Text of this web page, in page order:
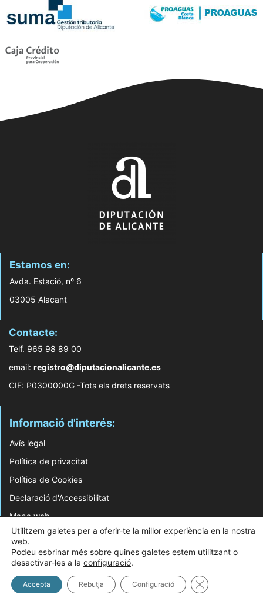
Estamos en:
Avda. Estació, nº 6
03005 Alacant
Contacte:
Telf. 965 98 89 00
email: registro@diputacionalicante.es
CIF: P0300000G -Tots els drets reservats
Informació d'interés:
Avís legal
Política de privacitat
Política de Cookies
Declaració d'Accessibilitat
Mapa web
© 2026 Web Desenvolupada pel Servei d'Informàtica de Diputació d'Alacant
Utilitzem galetes per a oferir-te la millor experiència en la nostra
web.
Podeu esbrinar més sobre quines galetes estem utilitzant o
desactivar-les a la configuració.
Accepta Rebutja Configuració Tanca el bàner